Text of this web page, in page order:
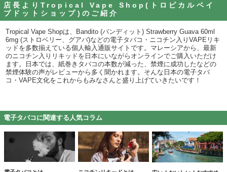
店長よりTropical Vape Shop(トロピカルベイ
プドットショップ)のご紹介
Tropical Vape Shopは、Bandito (バンディット) Strawberry Guava 60ml
6mg (ストロベリー、グアバ)などの電子タバコ・ニコチン入りVAPEリキ
ッドを多数揃えている個人輸入通販サイトです。マレーシアから、最新
のニコチン入りリキッドを日本にいながらオンラインでご購入いただけ
ます。日本では、紙巻きタバコの本数が減った、禁煙に成功したなどの
禁煙体験の声がレビューから多く聞かれます。そんな日本の電子タバ
コ・VAPE文化をこれからもみなさんと盛り上げていきたいです！
電子タバコに関連する人気コラム